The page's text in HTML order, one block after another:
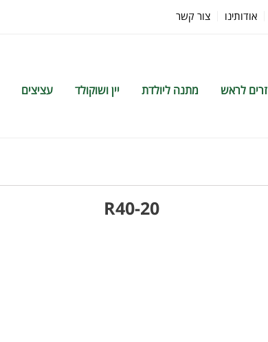
אודותינו צור קשר
זרים לראש מתנה ליולדת יין ושוקולד עציצים
R40-20